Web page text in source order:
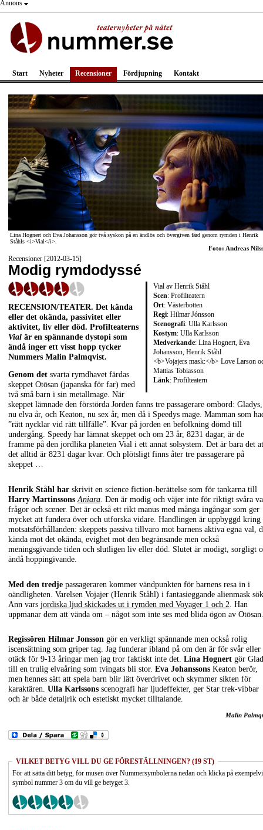
Annons
Start Nyheter Recensioner Fördjupning Kontakt
Lina Hognert och Eva Johansson gör två syskon på en ändlös och övergiven färd genom rymden i Henrik
Ståhls <i>Vial</i>.
Foto: Andreas
Recensioner [2012-03-15]
Modig rymdodyssé
Vial av Henrik Ståhl
Scen: Profilteatern
Ort: Västerbotten
Regi: Hilmar Jónsson
Scenografi: Ulla Karlsson
Kostym: Ulla Karlsson
Medverkande: Lina Hognert, Eva
Johansson, Henrik Ståhl
<b>Vojajers mask:</b> Love Larson
Mattias Tobiasson
Länk: Profilteatern
RECENSION/TEATER. Det kända
eller det okända, passivitet eller
aktivitet, liv eller död. Profilteaterns
Vial är en spännande dystopi som
ändå inger ett visst hopp tycker
Nummers Malin Palmqvist.
Genom det svarta rymdhavet färdas
skeppet Otōsan (japanska för far) med
två små barn i sin metallmage. När
skeppet lämnade den förstörda Jorden fanns tre passagerare ombord: Gladys,
nu elva år, och Keaton, nu sex år, men då i Speedys mage. Mamman som
”rätt nycklar vid rätt tillfälle”. Kvar på jorden en befolkning dömd till
undergång. Speedy har lämnat skeppet och om 23 år, 8231 dagar, är de
framme på den jordlika planeten Vial i ett annat solsystem. Det är bara det
det alltid är 8231 dagar kvar. Och plötsligt finns åter tre passagerare på
skeppet …
Henrik Ståhl har skrivit en science fiction-berättelse som för tankarna till
Harry Martinssons Aniara. Den är modig och väjer inte för riktigt svåra
frågor och scener. Det är också ett rikt manus med många ingångar som ger
mycket att fundera över och utforska vidare. Handlingen är uppbyggd kring
motsatsförhållanden: skeppets passiva tillvaro mot barnens aktiva egna val,
kända mot det okända, evighet mot den begränsande men också
meningsgivande tiden och slutligen liv eller död. Slutet är modigt, sorgligt
ändå hoppingivande.
Med den tredje passageraren kommer vändpunkten för barnens resa in i
oändligheten. Varelsen Vojajer (Henrik Ståhl) i fantasieggande alienmask
Ann vars jordiska ljud skickades ut i rymden med Voyager 1 och 2 . Han
uppmanar dem att vända om – något som inte ses med blida ögon av Otōsan.
Regissören Hílmar Jonsson gör en verkligt spännande men också rolig
iscensättning som griper tag. Jag funderar ibland på om den är för svår eller
otäck för 9-13 åringar men jag tror faktiskt inte det. Lina Hognert gör
till en trulig elvaåring som tvingats bli stor. Eva Johanssons Keaton berör,
men hennes sätt att spela barn blir lätt överdrivet och skymmer sikten för
karaktären. Ulla Karlssons scenografi har ljudeffekter, ger Star trek-vibbar
och är både detaljrik och estetiskt mycket tilltalande.
Malin
VILKET BETYG VILL DU GE FÖRESTÄLLNINGEN? (19 ST)
För att sätta ditt betyg, för musen över Nummersymbolerna nedan och klicka på
symbol nummer 3 om du vill ge betyget 3.